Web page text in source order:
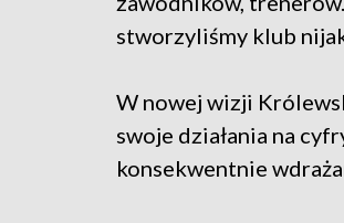
stworzyliśmy klub
W nowej wizji
swoje działania na
konsekwentnie